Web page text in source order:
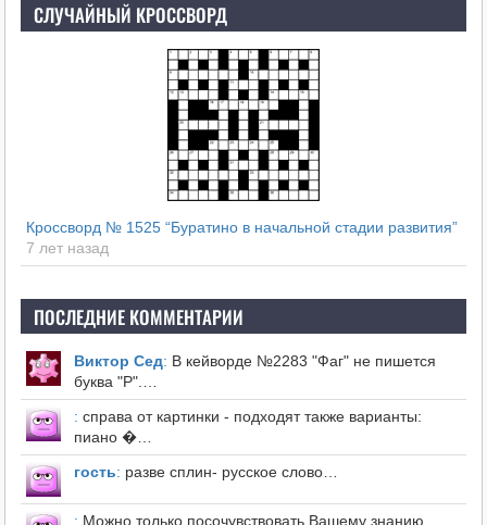
СЛУЧАЙНЫЙ КРОССВОРД
Кроссворд № 1525 “Буратино в начальной стадии развития”
7 лет назад
ПОСЛЕДНИЕ КОММЕНТАРИИ
Виктор Сед: В кейворде №2283 "Фаг" не пишется
буква "Р".…
: справа от картинки - подходят также варианты:
пиано �…
гость: разве сплин- русское слово…
: Можно только посочувствовать Вашему знанию